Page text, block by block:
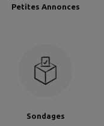
Petites Annonces
Sondages